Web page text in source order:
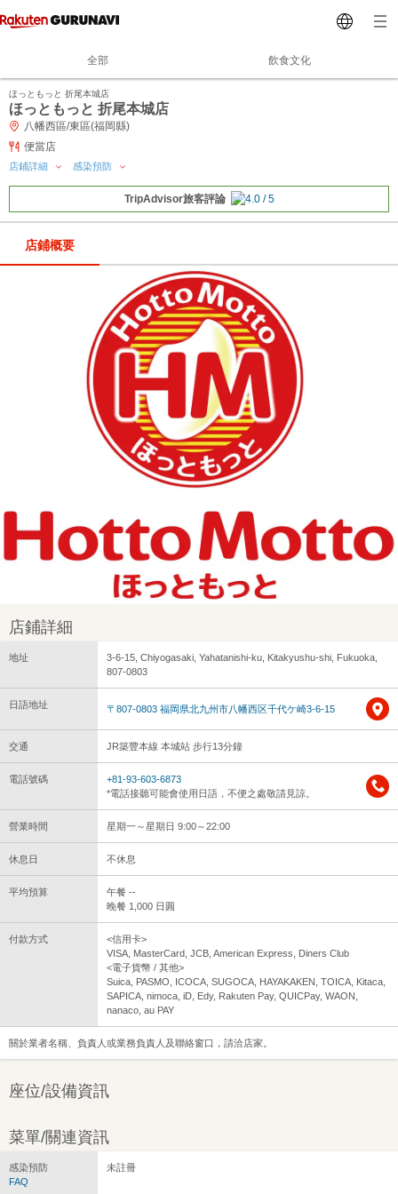
全部 飲食文化
ほっともっと 折尾本城店
ほっともっと 折尾本城店
八幡西區/東區(福岡縣)
便當店
店鋪詳細 感染預防
TripAdvisor旅客評論
店鋪概要
店鋪詳細
地址
3-6-15, Chiyogasaki, Yahatanishi-ku, Kitakyushu-shi, Fukuoka,
807-0803
日語地址 〒807-0803 福岡県北九州市八幡西区千代ケ崎3-6-15
交通 JR築豐本線 本城站 步行13分鐘
電話號碼
+81-93-603-6873
*電話接聽可能會使用日語，不便之處敬請見諒。
營業時間 星期一～星期日 9:00～22:00
休息日 不休息
平均預算
午餐 --
晚餐 1,000 日圓
付款方式
<信用卡>
VISA, MasterCard, JCB, American Express, Diners Club
<電子貨幣 / 其他>
Suica, PASMO, ICOCA, SUGOCA, HAYAKAKEN, TOICA, Kitaca,
SAPICA, nimoca, iD, Edy, Rakuten Pay, QUICPay, WAON,
nanaco, au PAY
關於業者名稱、負責人或業務負責人及聯絡窗口，請洽店家。
座位/設備資訊
菜單/關連資訊
感染預防
FAQ
未註冊